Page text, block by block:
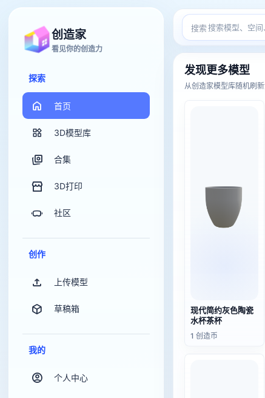
创造家
看见你的创造力
探索
首页
3D模型库
合集
3D打印
社区
创作
上传模型
草稿箱
我的
个人中心
搜索
创造家
发现更多模型
从创造家模型库随机刷
现代简约灰色陶瓷
水杯茶杯
1 创造币